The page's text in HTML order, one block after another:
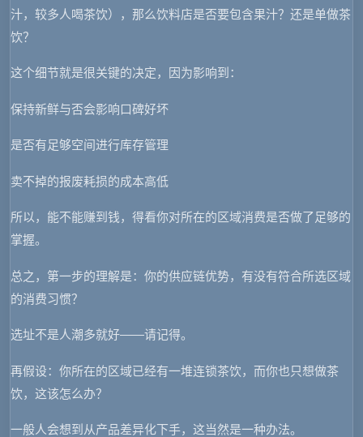
汁，较多人喝茶饮），那么饮料店是否要包含果汁？还是单做茶
饮？
这个细节就是很关键的决定，因为影响到：
保持新鲜与否会影响口碑好坏
是否有足够空间进行库存管理
卖不掉的报废耗损的成本高低
所以，能不能赚到钱，得看你对所在的区域消费是否做了足够的
掌握。
总之，第一步的理解是：你的供应链优势，有没有符合所选区域
的消费习惯？
选址不是人潮多就好——请记得。
再假设：你所在的区域已经有一堆连锁茶饮，而你也只想做茶
饮，这该怎么办？
一般人会想到从产品差异化下手，这当然是一种办法。